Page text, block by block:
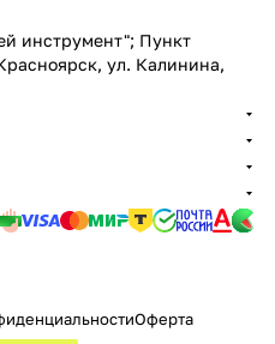
инструмент"; Пункт
ул. Калинина,
Оферта